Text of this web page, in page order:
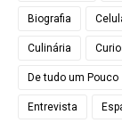
Biografia
Culinária
De tudo um Pouco
Entrevista